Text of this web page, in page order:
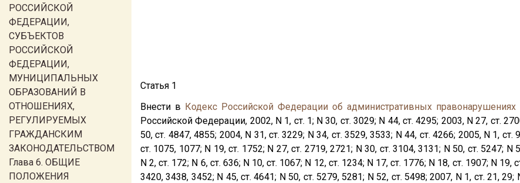
РОССИЙСКОЙ
ФЕДЕРАЦИИ,
СУБЪЕКТОВ
РОССИЙСКОЙ
ФЕДЕРАЦИИ,
МУНИЦИПАЛЬНЫХ
ОБРАЗОВАНИЙ В
ОТНОШЕНИЯХ,
РЕГУЛИРУЕМЫХ
ГРАЖДАНСКИМ
ЗАКОНОДАТЕЛЬСТВОМ
Глава 6. ОБЩИЕ
ПОЛОЖЕНИЯ
Статья 1
Внести в Кодекс Российской Федерации об административных правонарушениях
Российской Федерации, 2002, N 1, ст. 1; N 30, ст. 3029; N 44, ст. 4295; 2003, N 27, ст.
50, ст. 4847, 4855; 2004, N 31, ст. 3229; N 34, ст. 3529, 3533; N 44, ст. 4266; 2005, N 1, ст.
ст. 1075, 1077; N 19, ст. 1752; N 27, ст. 2719, 2721; N 30, ст. 3104, 3131; N 50, ст. 5247; N
N 2, ст. 172; N 6, ст. 636; N 10, ст. 1067; N 12, ст. 1234; N 17, ст. 1776; N 18, ст. 1907; N 19,
3420, 3438, 3452; N 45, ст. 4641; N 50, ст. 5279, 5281; N 52, ст. 5498; 2007, N 1, ст. 21, 29;